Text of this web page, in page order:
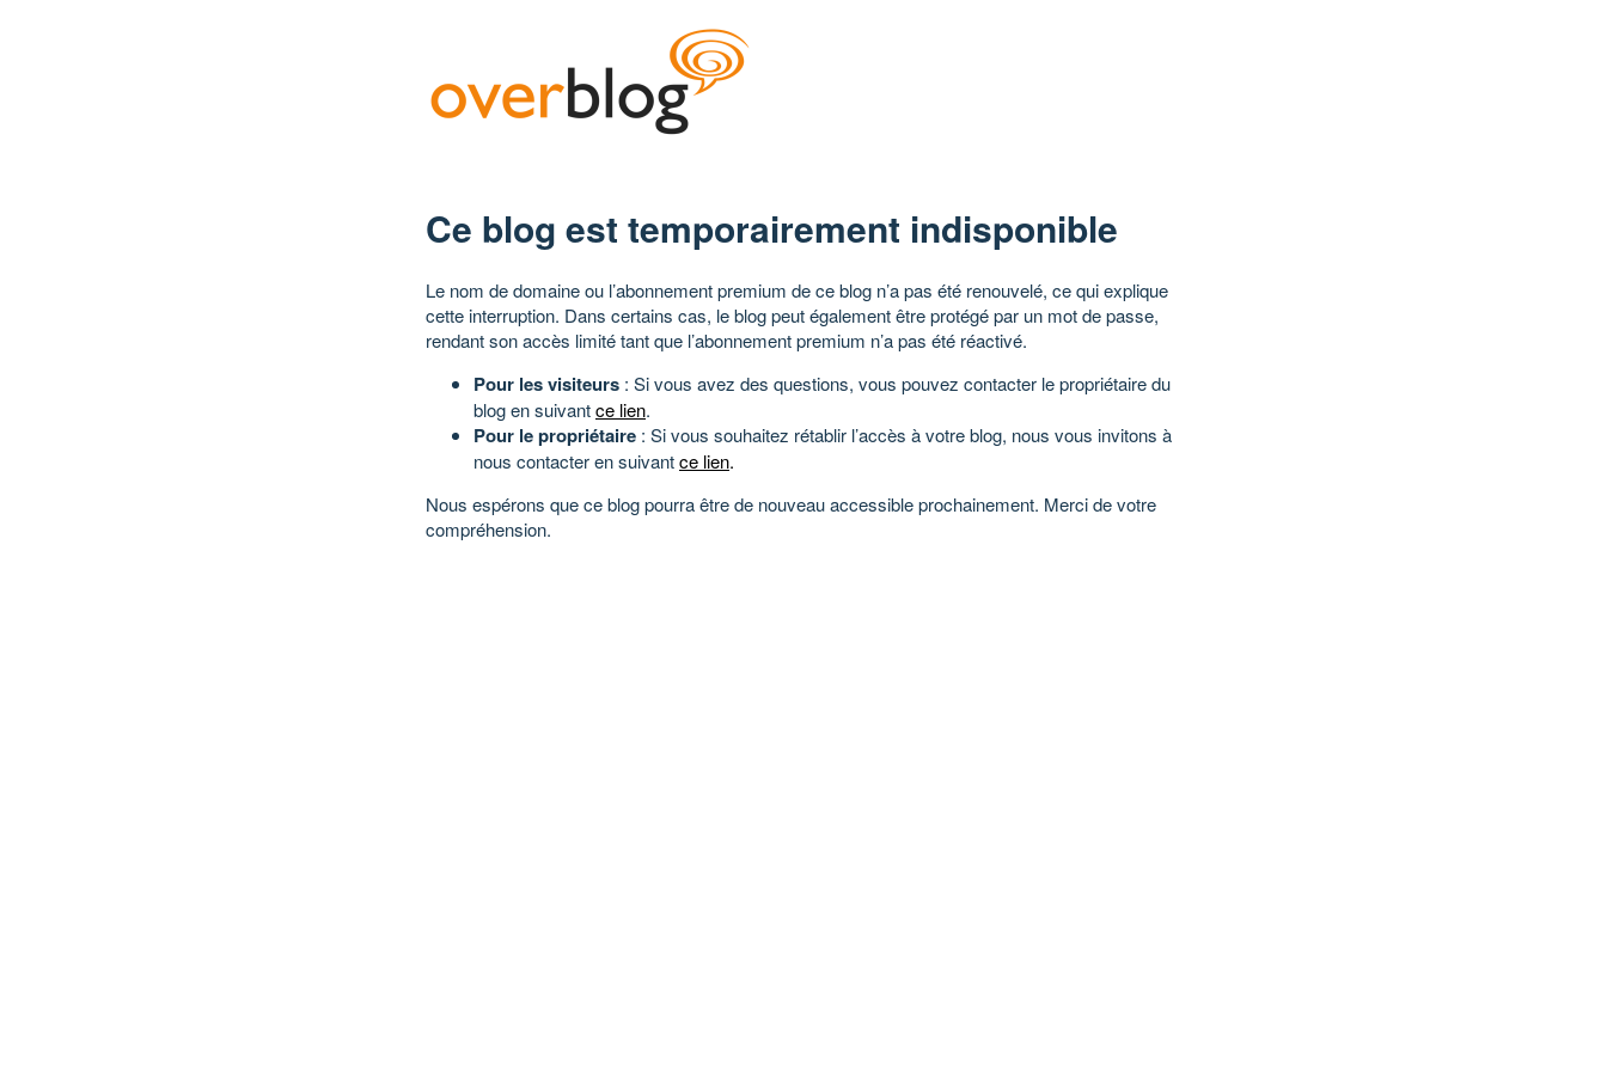
Ce blog est temporairement indisponible
Le nom de domaine ou l’abonnement premium de ce blog n’a pas été renouvelé, ce qui explique
cette interruption. Dans certains cas, le blog peut également être protégé par un mot de passe,
rendant son accès limité tant que l’abonnement premium n’a pas été réactivé.
Pour les visiteurs : Si vous avez des questions, vous pouvez contacter le propriétaire du
blog en suivantce lien.
Pour le propriétaire : Si vous souhaitez rétablir l’accès à votre blog, nous vous invitons à
nous contacter en suivantce lien.
Nous espérons que ce blog pourra être de nouveau accessible prochainement. Merci de votre
compréhension.